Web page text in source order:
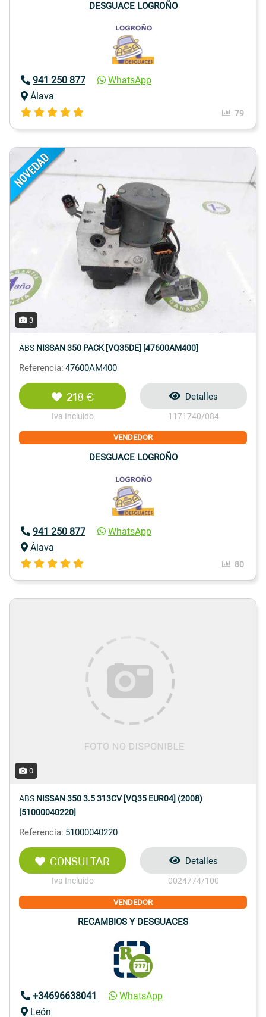
DESGUACE LOGROÑO
941 250 877
WhatsApp
Álava
79
3
ABS NISSAN 350 PACK [VQ35DE] [47600AM400]
Referencia: 47600AM400
218 €
Iva Incluido
Detalles
1171740/084
VENDEDOR
DESGUACE LOGROÑO
941 250 877
WhatsApp
Álava
80
0
ABS NISSAN 350 3.5 313CV [VQ35 EUR04] (2008)
[51000040220]
Referencia: 51000040220
CONSULTAR
Iva Incluido
Detalles
0024774/100
VENDEDOR
RECAMBIOS Y DESGUACES
+34696638041
WhatsApp
León